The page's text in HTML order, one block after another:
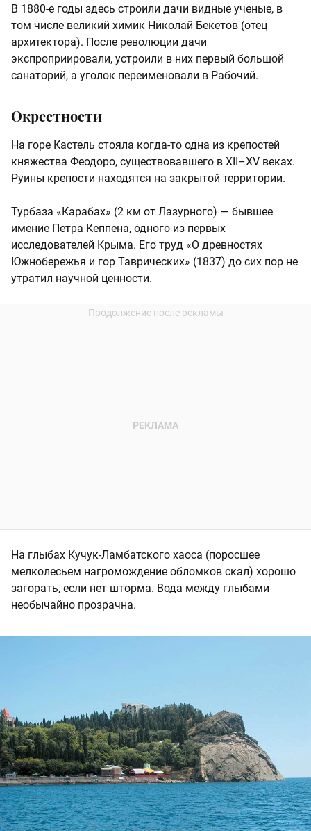
В 1880-е годы здесь строили дачи видные ученые, в
том числе великий химик Николай Бекетов (отец
архитектора). После революции дачи
экспроприировали, устроили в них первый большой
санаторий, а уголок переименовали в Рабочий.
Окрестности
На горе Кастель стояла когда-то одна из крепостей
княжества Феодоро, существовавшего в XII–XV веках.
Руины крепости находятся на закрытой территории.
Турбаза «Карабах» (2 км от Лазурного) — бывшее
имение Петра Кеппена, одного из первых
исследователей Крыма. Его труд «О древностях
Южнобережья и гор Таврических» (1837) до сих пор не
утратил научной ценности.
На глыбах Кучук-Ламбатского хаоса (поросшее
мелколесьем нагромождение обломков скал) хорошо
загорать, если нет шторма. Вода между глыбами
необычайно прозрачна.